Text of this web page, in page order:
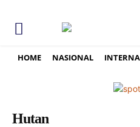
HOME NASIONAL
Hutan